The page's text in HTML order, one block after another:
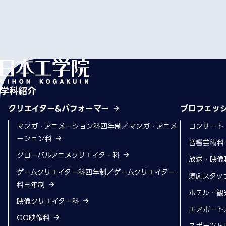
学科紹介
クリエイター&パフォーマー
マンガ・アニメーション科四年制／マンガ・アニメ
ーション科
グローバルアニメクリエイター科
ゲームクリエイター科四年制／ゲームクリエイター
科三年制
映像クリエイター科
CG映像科
プロフェッ
コンサー
音響芸術科
放送・映
演劇スタ
ホテル・
エアポー